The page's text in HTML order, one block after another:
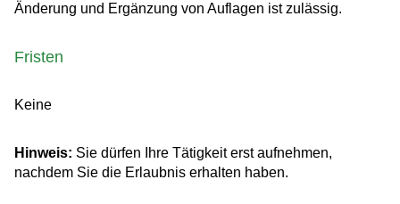
Änderung und Ergänzung von Auflagen ist zulässig.
Fristen
Keine
Hinweis: Sie dürfen Ihre Tätigkeit erst aufnehmen,
nachdem Sie die Erlaubnis erhalten haben.